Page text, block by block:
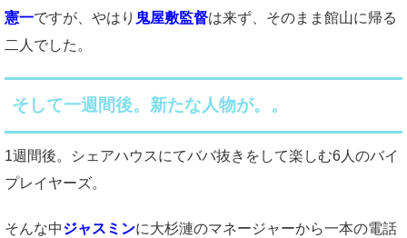
憲一ですが、やはり 鬼屋敷監督は来ず、そのまま館山に帰る
二人でした。
そして一週間後。新たな人物が。。
1週間後。シェアハウスにてババ抜きをして楽しむ6人のバイ
プレイヤーズ。
そんな中ジャスミンに大杉漣のマネージャーから一本の電話